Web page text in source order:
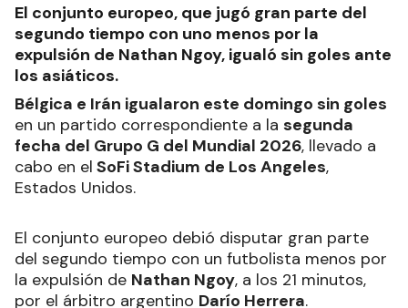
El conjunto europeo, que jugó gran parte del
segundo tiempo con uno menos por la
expulsión de Nathan Ngoy, igualó sin goles ante
los asiáticos.
Bélgica e Irán igualaron este domingo sin goles
en un partido correspondiente a la segunda
fecha del Grupo G del Mundial 2026, llevado a
cabo en el SoFi Stadium de Los Angeles,
Estados Unidos.
El conjunto europeo debió disputar gran parte
del segundo tiempo con un futbolista menos por
la expulsión de Nathan Ngoy, a los 21 minutos,
por el árbitro argentino Darío Herrera.